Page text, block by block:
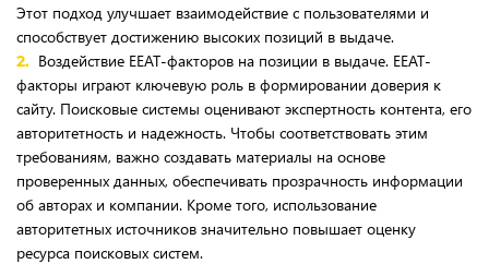
Этот подход улучшает взаимодействие с пользователями и
способствует достижению высоких позиций в выдаче.
Воздействие EEAT-факторов на позиции в выдаче. EEAT-
факторы играют ключевую роль в формировании доверия к
сайту. Поисковые системы оценивают экспертность контента, его
авторитетность и надежность. Чтобы соответствовать этим
требованиям, важно создавать материалы на основе
проверенных данных, обеспечивать прозрачность информации
об авторах и компании. Кроме того, использование
авторитетных источников значительно повышает оценку
ресурса поисковых систем.